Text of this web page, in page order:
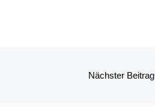
Nächster Beitrag